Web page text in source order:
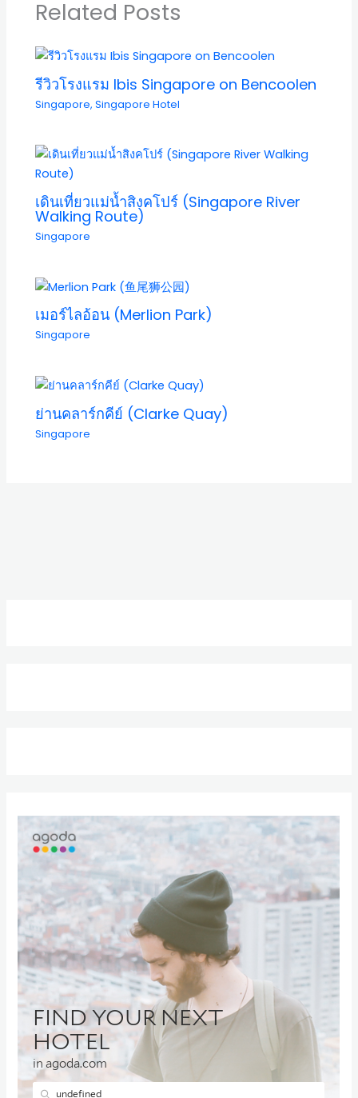
Related Posts
รีวิวโรงแรม Ibis Singapore on Bencoolen
Singapore,Singapore Hotel
เดินเที่ยวแม่น้ำสิงคโปร์ (Singapore River
Walking Route)
Singapore
เมอร์ไลอ้อน (Merlion Park)
Singapore
ย่านคลาร์กคีย์ (Clarke Quay)
Singapore